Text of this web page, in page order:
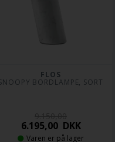
FLOS
BORDLAMPE, SORT
6.195,00DKK
Varen er på lager